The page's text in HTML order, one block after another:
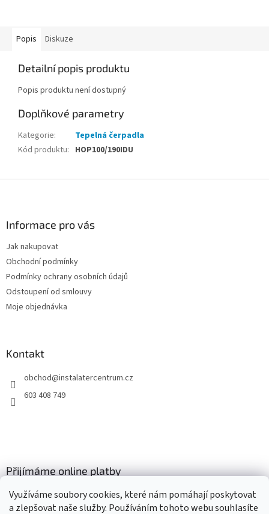
Využíváme soubory cookies, které nám pomáhají poskytovat
a zlepšovat naše služby. Používáním tohoto webu souhlasíte
Popis Diskuze
Detailní popis produktu
Popis produktu není dostupný
Doplňkové parametry
Kategorie:
Tepelná čerpadla
Kód produktu: HOP100/190IDU
Informace pro vás
Jak nakupovat
Obchodní podmínky
Podmínky ochrany osobních údajů
Odstoupení od smlouvy
Moje objednávka
Kontakt
obchod@instalatercentrum.cz
603 408 749
Přijímáme online platby